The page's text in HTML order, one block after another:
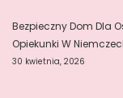
Bezpieczny Dom Dla
Opiekunki W
30 kwietnia, 2026